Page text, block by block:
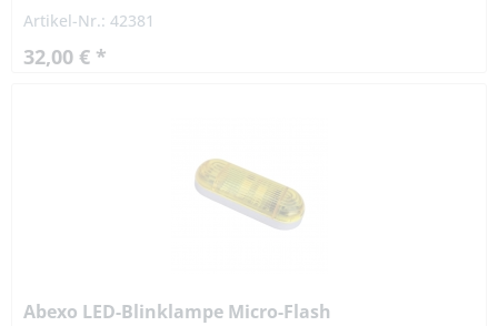
Artikel-Nr.: 42381
32,00 € *
Abexo LED-Blinklampe Micro-Flash